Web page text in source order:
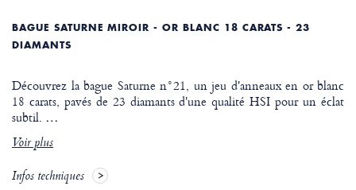
BAGUE SATURNE MIROIR - OR BLANC 18 CARATS - 23
DIAMANTS
Découvrez la bague Saturne n°21, un jeu d'anneaux en or blanc
18 carats, pavés de 23 diamants d'une qualité HSI pour un éclat
subtil. …
Voir plus
Infos techniques